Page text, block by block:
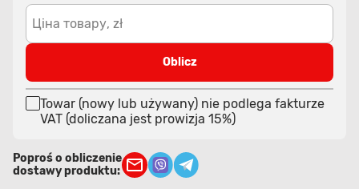
Ціна товару, zł
Oblicz
Towar (nowy lub używany) nie podlega fakturze
VAT (doliczana jest prowizja 15%)
Poproś o obliczenie
dostawy produktu: